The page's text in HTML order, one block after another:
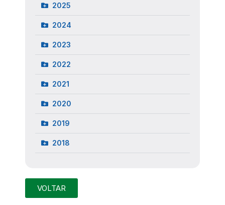
2025
2024
2023
2022
2021
2020
2019
2018
VOLTAR